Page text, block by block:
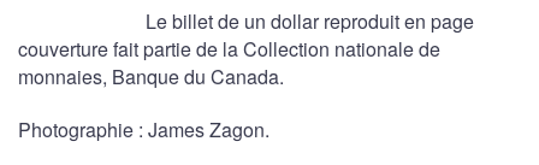
Le billet de un dollar reproduit en page
couverture fait partie de la Collection nationale de
monnaies, Banque du Canada.
Photographie : James Zagon.